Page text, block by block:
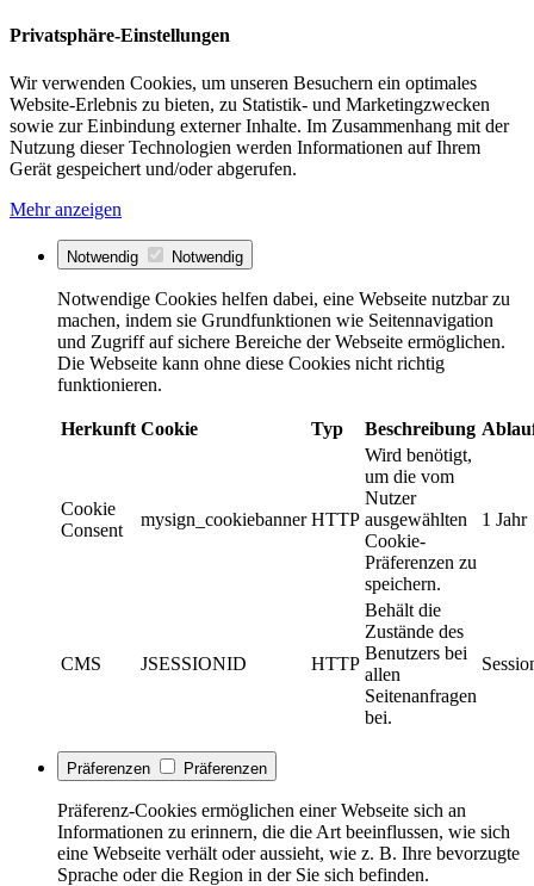
Privatsphäre-Einstellungen
Wir verwenden Cookies, um unseren Besuchern ein optimales
Website-Erlebnis zu bieten, zu Statistik- und Marketingzwecken
sowie zur Einbindung externer Inhalte. Im Zusammenhang mit der
Nutzung dieser Technologien werden Informationen auf Ihrem
Gerät gespeichert und/oder abgerufen.
Mehr anzeigen
Notwendig Notwendig
Notwendige Cookies helfen dabei, eine Webseite nutzbar zu
machen, indem sie Grundfunktionen wie Seitennavigation
und Zugriff auf sichere Bereiche der Webseite ermöglichen.
Die Webseite kann ohne diese Cookies nicht richtig
funktionieren.
Herkunft Cookie Typ Beschreibung
Cookie
Consent
mysign_cookiebanner HTTP
Wird benötigt,
um die vom
Nutzer
ausgewählten
Cookie-
Präferenzen zu
speichern.
1 Jahr
CMS JSESSIONID HTTP
Behält die
Zustände des
Benutzers bei
allen
Seitenanfragen
bei.
Präferenzen Präferenzen
Präferenz-Cookies ermöglichen einer Webseite sich an
Informationen zu erinnern, die die Art beeinflussen, wie sich
eine Webseite verhält oder aussieht, wie z. B. Ihre bevorzugte
Sprache oder die Region in der Sie sich befinden.